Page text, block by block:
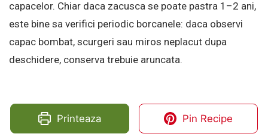
capacelor. Chiar daca zacusca se poate pastra 1–2 ani,
este bine sa verifici periodic borcanele: daca observi
capac bombat, scurgeri sau miros neplacut dupa
deschidere, conserva trebuie aruncata.
Printeaza Pin Recipe